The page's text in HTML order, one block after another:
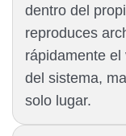
dentro del
reproduces
rápidamente
del sistema,
solo lugar.